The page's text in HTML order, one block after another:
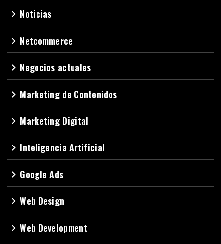
navigate_next Noticias
navigate_next Netcommerce
navigate_next Negocios actuales
navigate_next Marketing de Contenidos
navigate_next Marketing Digital
navigate_next Inteligencia Artificial
navigate_next Google Ads
navigate_nextWeb Design
navigate_nextWeb Development